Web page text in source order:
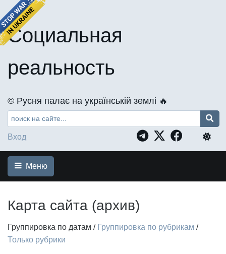
Социальная
реальность
©️ Русня палає на українській землі 🔥
Вход
Меню
Карта сайта (архив)
Группировка по датам / Группировка по рубрикам /
Только рубрики